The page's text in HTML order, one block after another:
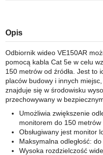
Opis
Odbiornik wideo VE150AR
pomocą kabla Cat 5e w celu
150 metrów od źródła. Jest to
placów budowy i innych
znajduje się w środowisku
przechowywany w
Umożliwia zwiększenie
monitorem do 150 metrów
Obsługiwany jest monitor
Maksymalna odległość:
Wysoka rozdzielczość